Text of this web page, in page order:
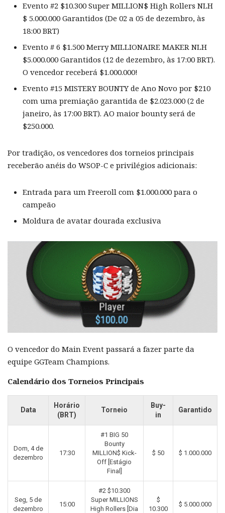
Evento #2 $10.300 Super MILLION$ High Rollers NLH
$ 5.000.000 Garantidos (De 02 a 05 de dezembro, às
18:00 BRT)
Evento # 6 $1.500 Merry MILLIONAIRE MAKER NLH
$5.000.000 Garantidos (12 de dezembro, às 17:00 BRT).
O vencedor receberá $1.000.000!
Evento #15 MISTERY BOUNTY de Ano Novo por $210
com uma premiação garantida de $2.023.000 (2 de
janeiro, às 17:00 BRT). AO maior bounty será de
$250.000.
Por tradição, os vencedores dos torneios principais
receberão anéis do WSOP-C e privilégios adicionais:
Entrada para um Freeroll com $1.000.000 para o
campeão
Moldura de avatar dourada exclusiva
O vencedor do Main Event passará a fazer parte da
equipe GGTeam Champions.
Calendário dos Torneios Principais
Data
Horário
(BRT)
Torneio
Buy-
in
Garantido
Dom, 4 de
dezembro
17:30
#1 BIG 50
Bounty
MILLION$ Kick-
Off [Estágio
Final]
$ 50 $ 1.000.000
Seg, 5 de
dezembro
15:00
#2 $10.300
Super MILLIONS
High Rollers [Dia
$
10.300
$ 5.000.000